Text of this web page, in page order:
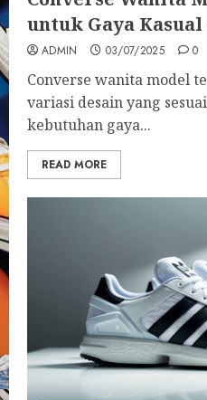
untuk Gaya Kasual
ADMIN 03/07/2025 0
Converse wanita model
variasi desain yang
kebutuhan gaya...
READ MORE